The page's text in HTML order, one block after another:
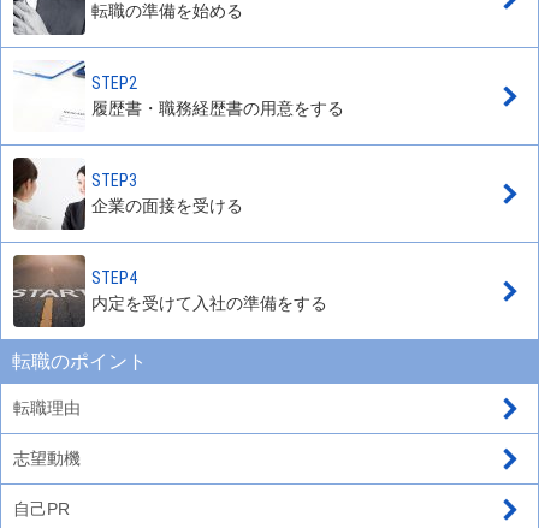
転職の準備を始める
STEP2
履歴書・職務経歴書の用意をする
STEP3
企業の面接を受ける
STEP4
内定を受けて入社の準備をする
転職のポイント
転職理由
志望動機
自己PR